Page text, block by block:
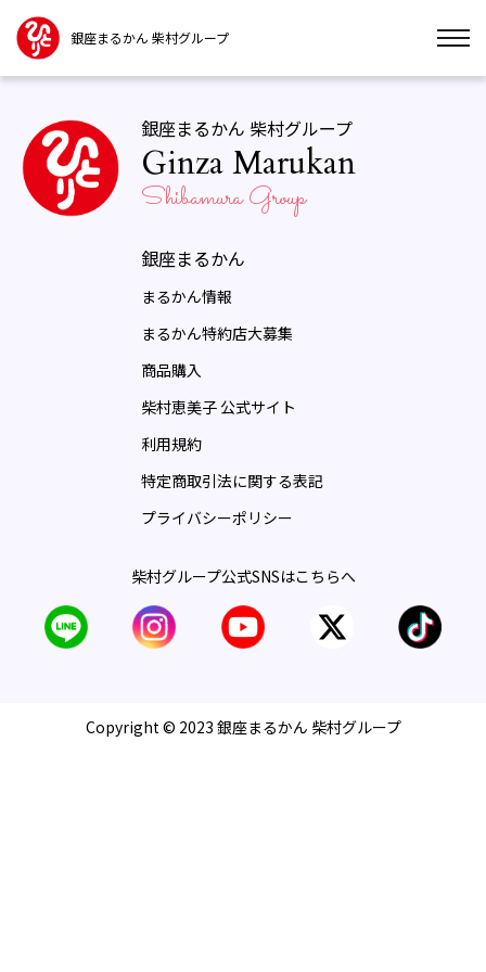
銀座まるかん 柴村グループ
銀座まるかん 柴村グループ
Ginza Marukan
Shibamura Group
銀座まるかん
まるかん情報
まるかん特約店大募集
商品購入
柴村恵美子 公式サイト
利用規約
特定商取引法に関する表記
プライバシーポリシー
柴村グループ公式SNSはこちらへ
Copyright © 2023 銀座まるかん 柴村グループ